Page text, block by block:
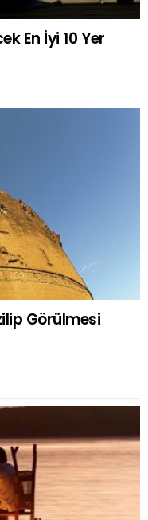
En İyi 10 Yer
Görülmesi